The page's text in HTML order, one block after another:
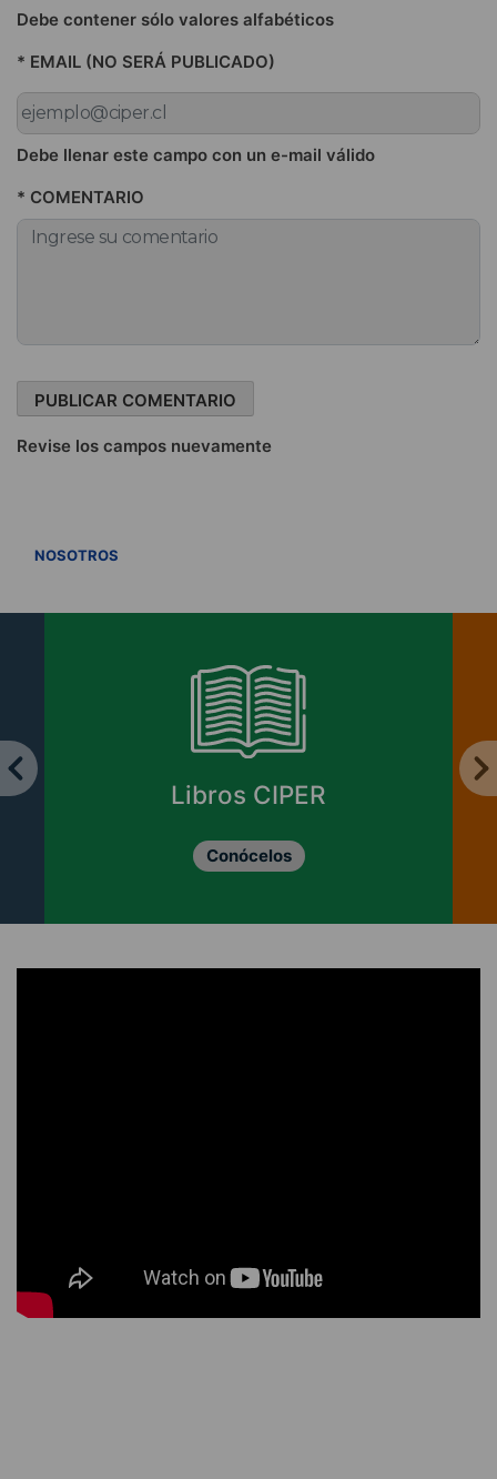
Debe contener sólo valores alfabéticos
* EMAIL (NO SERÁ PUBLICADO)
Debe llenar este campo con un e-mail válido
* COMENTARIO
Revise los campos nuevamente
NOSOTROS
Enviar cartas y
columnas
Revisa las opciones